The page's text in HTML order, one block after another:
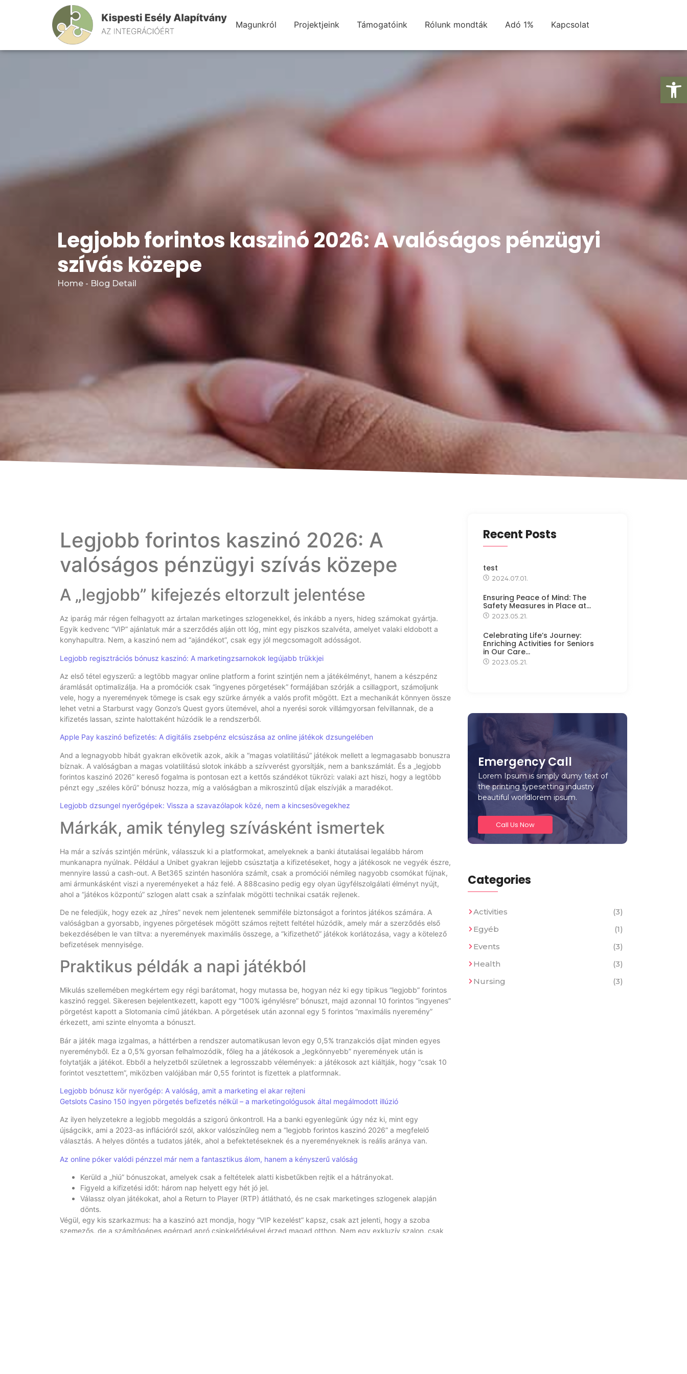
Magunkról Projektjeink Támogatóink Rólunk mondták Adó 1% Kapcsolat
Legjobb forintos kaszinó 2026: A valóságos pénzügyi
szívás közepe
Home - Blog Detail
Legjobb forintos kaszinó 2026: A
valóságos pénzügyi szívás közepe
A „legjobb” kifejezés eltorzult jelentése
Az iparág már régen felhagyott az ártalan marketinges szlogenekkel, és inkább a nyers, hideg számokat gyártja.
Egyik kedvenc “VIP” ajánlatuk már a szerződés alján ott lóg, mint egy piszkos szalvéta, amelyet valaki eldobott a
konyhapultra. Nem, a kaszinó nem ad “ajándékot”, csak egy jól megcsomagolt adósságot.
Legjobb regisztrációs bónusz kaszinó: A marketingzsarnokok legújabb trükkjei
Az első tétel egyszerű: a legtöbb magyar online platform a forint szintjén nem a játékélményt, hanem a készpénz
áramlását optimalizálja. Ha a promóciók csak “ingyenes pörgetések” formájában szórják a csillagport, számoljunk
vele, hogy a nyeremények tömege is csak egy szürke árnyék a valós profit mögött. Ezt a mechanikát könnyen össze
lehet vetni a Starburst vagy Gonzo’s Quest gyors ütemével, ahol a nyerési sorok villámgyorsan felvillannak, de a
kifizetés lassan, szinte halottaként húzódik le a rendszerből.
Apple Pay kaszinó befizetés: A digitális zsebpénz elcsúszása az online játékok dzsungelében
And a legnagyobb hibát gyakran elkövetik azok, akik a “magas volatilitású” játékok mellett a legmagasabb bonuszra
bíznak. A valóságban a magas volatilitású slotok inkább a szívverést gyorsítják, nem a bankszámlát. És a „legjobb
forintos kaszinó 2026” kereső fogalma is pontosan ezt a kettős szándékot tükrözi: valaki azt hiszi, hogy a legtöbb
pénzt egy „széles körű” bónusz hozza, míg a valóságban a mikroszintű díjak elszívják a maradékot.
Legjobb dzsungel nyerőgépek: Vissza a szavazólapok közé, nem a kincsesövegekhez
Márkák, amik tényleg szívásként ismertek
Ha már a szívás szintjén mérünk, válasszuk ki a platformokat, amelyeknek a banki átutalásai legalább három
munkanapra nyúlnak. Például a Unibet gyakran lejjebb csúsztatja a kifizetéseket, hogy a játékosok ne vegyék észre,
mennyire lassú a cash-out. A Bet365 szintén hasonlóra számít, csak a promóciói némileg nagyobb csomókat fújnak,
ami ármunkásként viszi a nyereményeket a ház felé. A 888casino pedig egy olyan ügyfélszolgálati élményt nyújt,
ahol a “játékos központú” szlogen alatt csak a színfalak mögötti technikai csaták rejlenek.
De ne feledjük, hogy ezek az „híres” nevek nem jelentenek semmiféle biztonságot a forintos játékos számára. A
valóságban a gyorsabb, ingyenes pörgetések mögött számos rejtett feltétel húzódik, amely már a szerződés első
bekezdésében le van tiltva: a nyeremények maximális összege, a “kifizethető” játékok korlátozása, vagy a kötelező
befizetések mennyisége.
Praktikus példák a napi játékból
Mikulás szellemében megkértem egy régi barátomat, hogy mutassa be, hogyan néz ki egy tipikus “legjobb” forintos
kaszinó reggel. Sikeresen bejelentkezett, kapott egy “100% igénylésre” bónuszt, majd azonnal 10 forintos “ingyenes”
pörgetést kapott a Slotomania című játékban. A pörgetések után azonnal egy 5 forintos “maximális nyeremény”
érkezett, ami szinte elnyomta a bónuszt.
Bár a játék maga izgalmas, a háttérben a rendszer automatikusan levon egy 0,5% tranzakciós díjat minden egyes
nyereményből. Ez a 0,5% gyorsan felhalmozódik, főleg ha a játékosok a „legkönnyebb” nyeremények után is
folytatják a játékot. Ebből a helyzetből születnek a legrosszabb vélemények: a játékosok azt kiáltják, hogy “csak 10
forintot vesztettem”, miközben valójában már 0,55 forintot is fizettek a platformnak.
Legjobb bónusz kör nyerőgép: A valóság, amit a marketing el akar rejteni
Getslots Casino 150 ingyen pörgetés befizetés nélkül – a marketingológusok által megálmodott illúzió
Az ilyen helyzetekre a legjobb megoldás a szigorú önkontroll. Ha a banki egyenlegünk úgy néz ki, mint egy
újságcikk, ami a 2023-as inflációról szól, akkor valószínűleg nem a “legjobb forintos kaszinó 2026” a megfelelő
választás. A helyes döntés a tudatos játék, ahol a befektetéseknek és a nyereményeknek is reális aránya van.
Az online póker valódi pénzzel már nem a fantasztikus álom, hanem a kényszerű valóság
Kerüld a „hiú” bónuszokat, amelyek csak a feltételek alatti kisbetűkben rejtik el a hátrányokat.
Figyeld a kifizetési időt: három nap helyett egy hét jó jel.
Válassz olyan játékokat, ahol a Return to Player (RTP) átlátható, és ne csak marketinges szlogenek alapján
dönts.
Végül, egy kis szarkazmus: ha a kaszinó azt mondja, hogy “VIP kezelést” kapsz, csak azt jelenti, hogy a szoba
szemezős, de a számítógépes egérpad apró csipkelődésével érzed magad otthon. Nem egy exkluzív szalon, csak
Recent Posts
test
2024.07.01.
Ensuring Peace of Mind: The
Safety Measures in Place at…
2023.05.21.
Celebrating Life’s Journey:
Enriching Activities for Seniors
in Our Care…
2023.05.21.
Emergency Call
Lorem Ipsum is simply dumy text of
the printing typesetting industry
beautiful worldlorem ipsum.
Call Us Now
Categories
Activities
(3)
Egyéb
(1)
Events
(3)
Health
(3)
Nursing
(3)